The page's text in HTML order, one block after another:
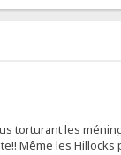
torturant les
Même les